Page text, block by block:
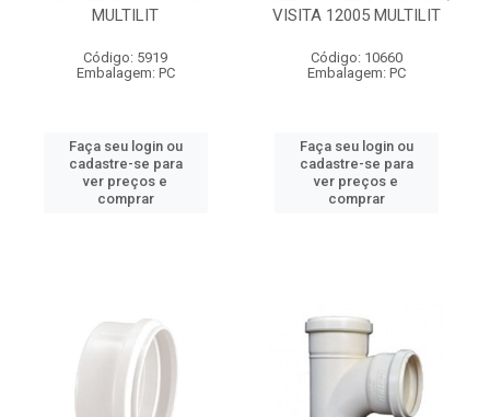
MULTILIT
Código: 5919
Embalagem: PC
Faça seu login ou
cadastre-se para
ver preços e
comprar
VISITA 12005 MULTILIT
Código: 10660
Embalagem: PC
Faça seu login ou
cadastre-se para
ver preços e
comprar